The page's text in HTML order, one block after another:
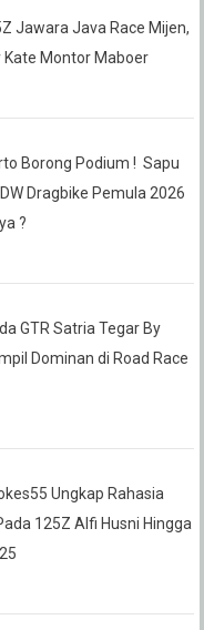
Jawara Java Race Mijen,
Kate Montor Maboer
Borong Podium ! Sapu
Dragbike Pemula 2026
?
GTR Satria Tegar By
Dominan di Road Race
Ungkap Rahasia
125Z Alfi Husni Hingga